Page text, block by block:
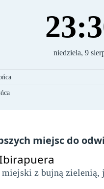
23:
niedziela, 9
miejsc do
miejski z bujną